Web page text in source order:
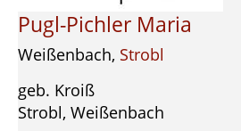
Pugl-Pichler Maria
Weißenbach, Strobl
geb. Kroiß
Strobl, Weißenbach